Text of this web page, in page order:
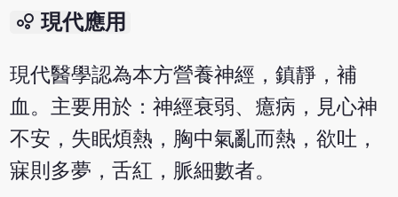
bubble_chart 現代應用
現代醫學認為本方營養神經，鎮靜，補
血。主要用於：神經衰弱、癔病，見心神
不安，失眠煩熱，胸中氣亂而熱，欲吐，
寐則多夢，舌紅，脈細數者。